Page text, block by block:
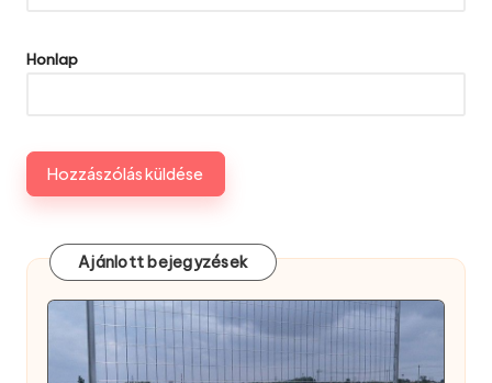
Honlap
Ajánlott bejegyzések